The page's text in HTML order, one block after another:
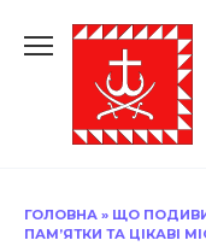
до
ГОЛОВНА » ЩО
ПАМ’ЯТКИ ТА ЦІКАВІ